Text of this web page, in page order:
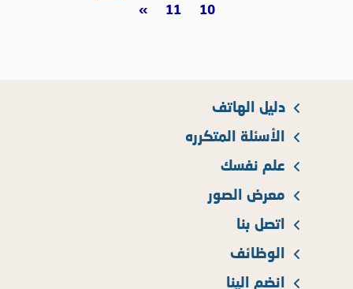
10
11
»
دليل الهاتف
الأسئلة المتكرره
علم نفسك
معرض الصور
اتصل بنا
الوظائف
انضم الينا